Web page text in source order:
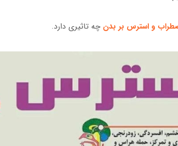
و استرس بر بدن چه تاثیری دارد.